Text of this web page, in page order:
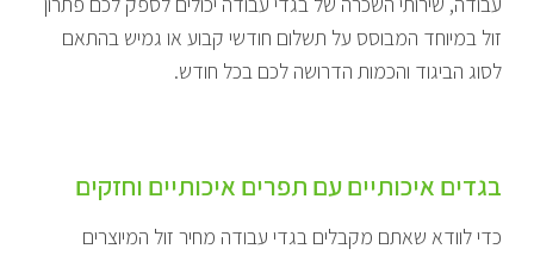
זול במיוחד המבוסס על תשלום חודשי קבוע או גמיש בהתאם
לסוג הביגוד והכמות הדרושה לכם בכל חודש.
בגדים איכותיים עם תפרים איכותיים וחזקים
כדי לוודא שאתם מקבלים בגדי עבודה מחיר זול המיוצרים